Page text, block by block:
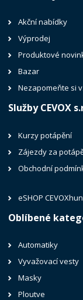
Akční nabídky
Výprodej
Produktové
Bazar
Nezapomeňte si
Služby CEVOX
Kurzy potápění
Zájezdy za
Obchodní
eSHOP
Oblíbené
Automatiky
Vyvažovací vesty
Masky
Ploutve